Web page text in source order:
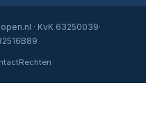
· KvK 63250039·
Rechten